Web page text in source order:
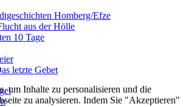
Homberg/Efze
aus der Hölle
10 Tage
letzte Gebet
um Inhalte zu personalisieren und die
zu analysieren. Indem Sie "Akzeptieren"